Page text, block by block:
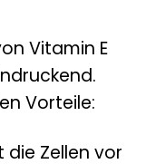
Vitamin E
Vorteile:
die Zellen vor